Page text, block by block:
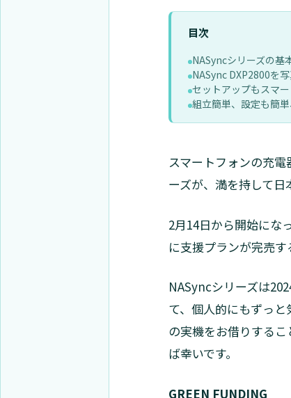
目次
NASyncシリーズの基
NASync DXP2800を
セットアップもスマ
組立簡単、設定も簡
スマートフォンの充
ーズが、満を持して日
2月14日から開始にな
に支援プランが完売す
NASyncシリーズは
て、個人的にもずっと
の実機をお借りする
ば幸いです。
GREEN FUNDING